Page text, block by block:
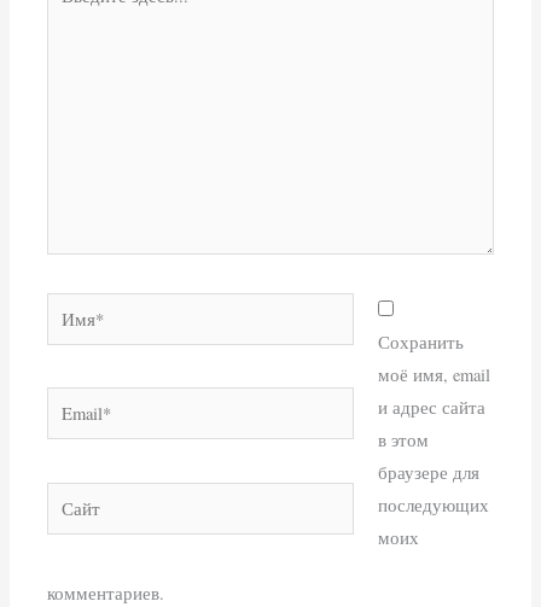
здесь...
Имя*
Email*
Сохранить
моё имя, email
и адрес сайта
в этом
браузере для
последующих
моих
комментариев.